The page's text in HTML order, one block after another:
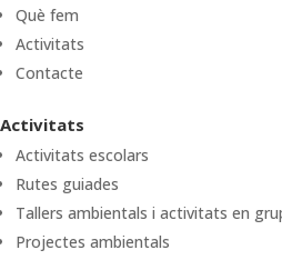
Què fem
Activitats
Contacte
Activitats
Activitats escolars
Rutes guiades
Tallers ambientals i activitats en
Projectes ambientals